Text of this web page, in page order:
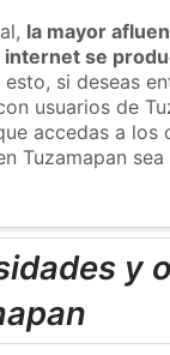
la mayor
se
si deseas
usuarios de
accedas a los
Tuzamapan
y